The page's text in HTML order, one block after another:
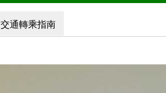
交通轉乘指南